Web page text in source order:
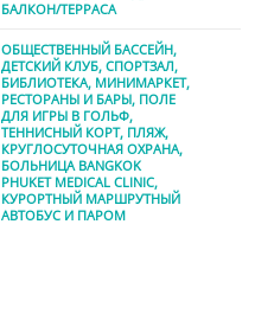
БАЛКОН/ТЕРРАСА
ОБЩЕСТВЕННЫЙ БАССЕЙН
ДЕТСКИЙ КЛУБ СПОРТЗАЛ
БИБЛИОТЕКА МИНИМАРКЕТ
РЕСТОРАНЫ И БАРЫ ПОЛЕ
ДЛЯ ИГРЫ В ГОЛЬФ
ТЕННИСНЫЙ КОРТ ПЛЯЖ
КРУГЛОСУТОЧНАЯ ОХРАНА
БОЛЬНИЦА BANGKOK
PHUKET MEDICAL CLINIC
КУРОРТНЫЙ МАРШРУТНЫЙ
АВТОБУС И ПАРОМ